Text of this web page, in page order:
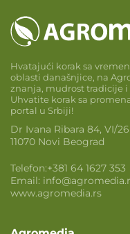
Hvatajući korak sa
oblasti današnjice, na
znanja, mudrost tradicije
Uhvatite korak sa
portal u Srbiji!
Dr Ivana Ribara 84, VI/26
11070 Novi Beograd
Telefon:+381 64 1627 353
Email:
www.agromedia.rs